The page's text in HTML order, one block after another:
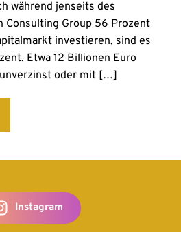
während jenseits des
Consulting Group 56 Prozent
investieren, sind es
Etwa 12 Billionen Euro
oder mit […]
Instagram